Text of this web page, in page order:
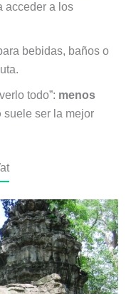
acceder a los
bebidas, baños o
todo”: menos
suele ser la mejor